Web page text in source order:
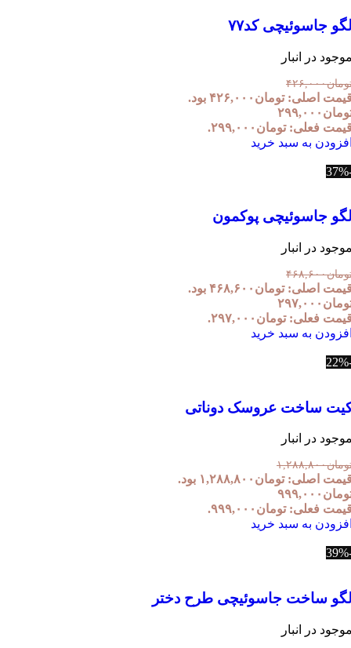
جاسوئیچی کد۷۷
در انبار
۴۲۶,۰۰۰
اصلی: تومان۴۲۶,۰۰۰ بود.
۲۹۹,۰۰۰
فعلی: تومان۲۹۹,۰۰۰.
به سبد خرید
-
جاسوئیچی پوکمون
در انبار
۴۶۸,۶۰۰
اصلی: تومان۴۶۸,۶۰۰ بود.
۲۹۷,۰۰۰
فعلی: تومان۲۹۷,۰۰۰.
به سبد خرید
-
ساخت عروسک دوناتی
در انبار
۱,۲۸۸,۸۰۰
اصلی: تومان۱,۲۸۸,۸۰۰ بود.
۹۹۹,۰۰۰
فعلی: تومان۹۹۹,۰۰۰.
به سبد خرید
-
ساخت جاسوئیچی طرح دختر
در انبار